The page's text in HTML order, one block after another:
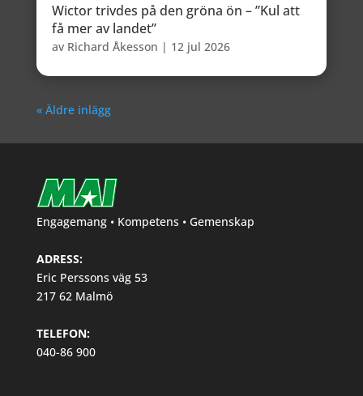
Wictor trivdes på den gröna ön – ”Kul att
få mer av landet”
av Richard Åkesson | 12 jul 2026
« Äldre inlägg
Engagemang • Kompetens • Gemenskap
ADRESS:
Eric Perssons väg 53
217 62 Malmö
TELEFON:
040-86 900